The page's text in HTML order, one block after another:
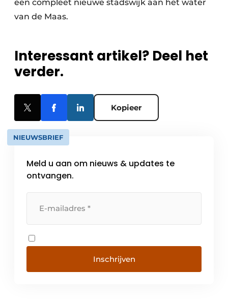
een compleet nieuwe stadswijk aan het water
van de Maas.
Interessant artikel? Deel het
verder.
Kopieer
NIEUWSBRIEF
Meld u aan om nieuws & updates te
ontvangen.
Inschrijven